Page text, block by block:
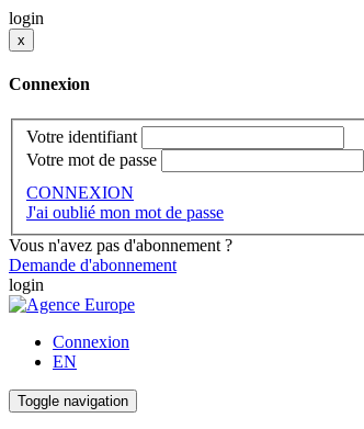
login
x
Connexion
Votre identifiant
Votre mot de passe
CONNEXION
J'ai oublié mon mot de passe
Vous n'avez pas d'abonnement ?
Demande d'abonnement
login
Connexion
EN
Toggle navigation